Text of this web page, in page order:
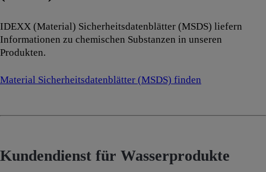
IDEXX (Material) Sicherheitsdatenblätter (MSDS) liefern
Informationen zu chemischen Substanzen in unseren
Produkten.
Material Sicherheitsdatenblätter (MSDS) finden
Kundendienst für Wasserprodukte